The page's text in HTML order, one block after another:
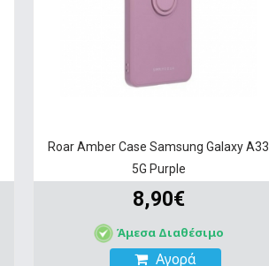
Roar Amber Case Samsung Galaxy A33
5G Purple
8,90€
Άμεσα Διαθέσιμο
Αγορά